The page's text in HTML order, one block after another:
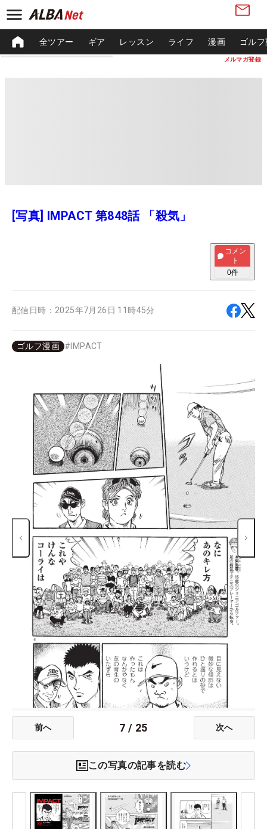
メルマガ登録
全ツアー ギア レッスン ライフ 漫画 ゴル
[写真] IMPACT 第848話 「殺気」
コメン
ト
0件
配信日時： 2025年7月26日 11時45分
ゴルフ漫画 # IMPACT
前へ 7 / 25 次へ
この写真の記事を読む